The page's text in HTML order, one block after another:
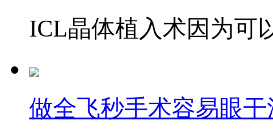
ICL晶体植入术因为可
做全飞秒手术容易眼